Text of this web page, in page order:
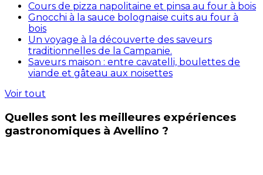
Cours de pizza napolitaine et pinsa au four à bois
Gnocchi à la sauce bolognaise cuits au four à
bois
Un voyage à la découverte des saveurs
traditionnelles de la Campanie.
Saveurs maison : entre cavatelli, boulettes de
viande et gâteau aux noisettes
Voir tout
Quelles sont les meilleures expériences
gastronomiques à Avellino ?